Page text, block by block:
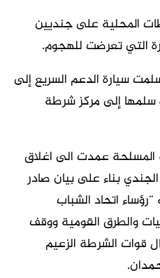
المحلية على جنديين
التي تعرضت للهجوم.
سيارة الدعم السريع إلى
سلمها إلى مركز شرطة
المسلحة عمدت الى اغلاق
بناء على بيان صادر
اتحاد الشباب
والطرق القومية ووقف
قوات الشرطة الزعيم